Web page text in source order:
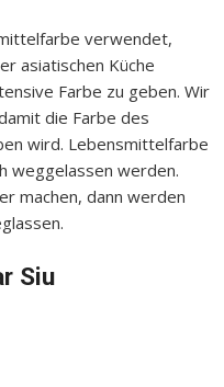
verwendet,
asiatischen Küche
Farbe zu geben. Wir
die Farbe des
wird. Lebensmittelfarbe
weggelassen werden.
machen, dann werden
Siu